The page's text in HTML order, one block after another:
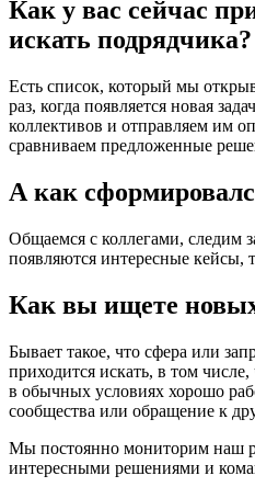
Как у вас сейчас
искать подрядчика?
Есть список, который мы
раз, когда появляется новая
коллективов и отправляем им
сравниваем предложенные
А как
Общаемся с коллегами, следим
появляются интересные кейсы,
Как вы ищете
Бывает такое, что сфера или
приходится искать, в том
в обычных условиях хорошо
сообщества или обращение к
Мы постоянно мониторим наш
интересными решениями и